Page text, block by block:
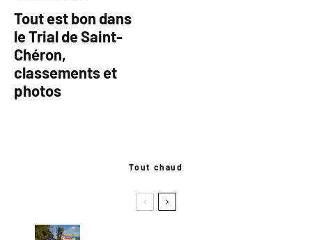
Tout est bon dans
le Trial de Saint-
Chéron,
classements et
photos
Tout chaud